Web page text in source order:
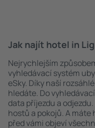
Jak najít hotel in
Nejrychlejším
vyhledávací systém
eSky. Díky naší
hledáte. Do
data příjezdu a
hostů a pokojů. A
před vámi objeví